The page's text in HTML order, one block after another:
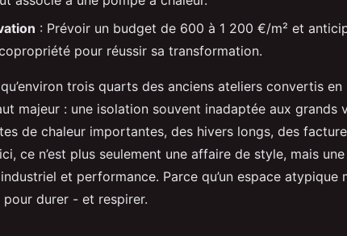
: Prévoir un budget de 600 à 1 200 €/m² et
pour réussir sa transformation.
trois quarts des anciens ateliers convertis
majeur : une isolation souvent inadaptée aux grands
de chaleur importantes, des hivers longs, des
ce n’est plus seulement une affaire de style, mais
et performance. Parce qu’un espace atypique
durer - et respirer.